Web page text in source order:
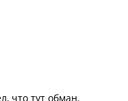
что тут обман.